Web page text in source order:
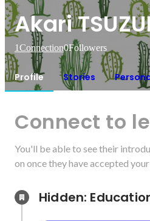
Akari
1Connection0Followers
Profile Stories
Connect to
You'll be able to see their
on once they have accepted